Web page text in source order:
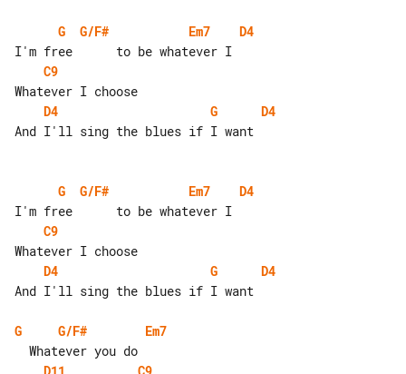
G G/F# Em7
D4
C9
D4
G
D4
And I'll sing the blues if I want
G G/F# Em7
D4
C9
D4
G
D4
And I'll sing the blues if I want
G G/F#
Em7